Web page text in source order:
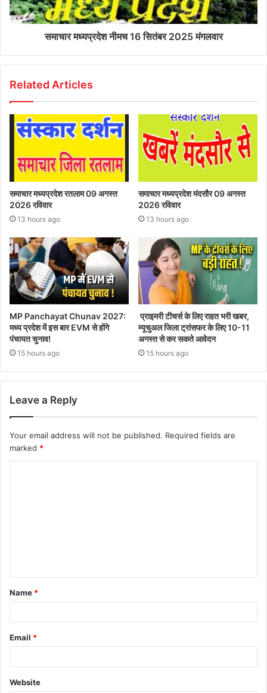
समाचार मध्यप्रदेश नीमच 16 सितंबर 2025 मंगलवार
Related Articles
समाचार मध्यप्रदेश रतलाम 09 अगस्त
2026 रविवार
13 hours ago
समाचार मध्यप्रदेश मंदसौर 09 अगस्त
2026 रविवार
13 hours ago
MP Panchayat Chunav 2027:
मध्य प्रदेश में इस बार EVM से होंगे
पंचायत चुनाव!
15 hours ago
प्राइमरी टीचर्स के लिए राहत भरी खबर,
म्यूचुअल जिला ट्रांसफर के लिए 10-11
अगस्त से कर सकते आवेदन
15 hours ago
Leave a Reply
Your email address will not be published. Required fields are
marked *
Name *
Email *
Website